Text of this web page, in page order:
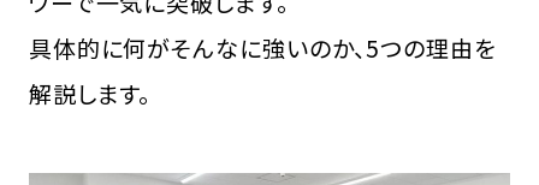
具体的に何がそんなに強いのか、5つの理由を
解説します。